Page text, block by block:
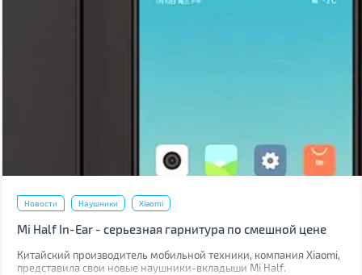
Новости Наушники Xiaomi
Mi Half In-Ear - серьезная гарнитура по смешной цене
Китайский производитель мобильной техники, компания Xiaomi,
представила свои новые наушники-вкладыши Mi Half.